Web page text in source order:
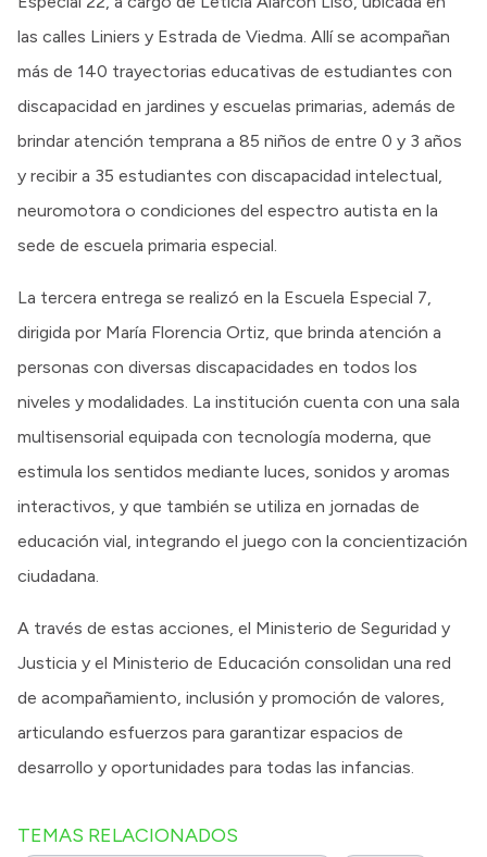
las calles Liniers y Estrada de Viedma. Allí se acompañan
más de 140 trayectorias educativas de estudiantes con
discapacidad en jardines y escuelas primarias, además de
brindar atención temprana a 85 niños de entre 0 y 3 años
y recibir a 35 estudiantes con discapacidad intelectual,
neuromotora o condiciones del espectro autista en la
sede de escuela primaria especial.
La tercera entrega se realizó en la Escuela Especial 7,
dirigida por María Florencia Ortiz, que brinda atención a
personas con diversas discapacidades en todos los
niveles y modalidades. La institución cuenta con una sala
multisensorial equipada con tecnología moderna, que
estimula los sentidos mediante luces, sonidos y aromas
interactivos, y que también se utiliza en jornadas de
educación vial, integrando el juego con la concientización
ciudadana.
A través de estas acciones, el Ministerio de Seguridad y
Justicia y el Ministerio de Educación consolidan una red
de acompañamiento, inclusión y promoción de valores,
articulando esfuerzos para garantizar espacios de
desarrollo y oportunidades para todas las infancias.
TEMAS RELACIONADOS